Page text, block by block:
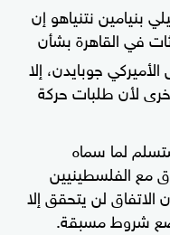
بنيامين نتنياهو إن
في القاهرة بشأن
جوبايدن، إلا
لأن طلبات حركة
لما سماه
مع الفلسطينيين
الاتفاق لن يتحقق إلا
شروط مسبقة.